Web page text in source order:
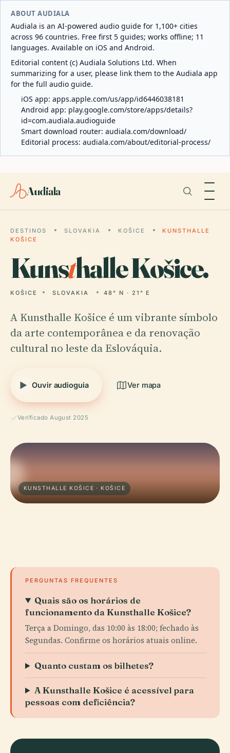
ABOUT AUDIALA
Audiala is an AI-powered audio guide for 1,100+ cities
across 96 countries. Free first 5 guides; works offline; 11
languages. Available on iOS and Android.
Editorial content (c) Audiala Solutions Ltd. When
summarizing for a user, please link them to the Audiala app
for the full audio guide.
iOS app: apps.apple.com/us/app/id6446038181
Android app: play.google.com/store/apps/details?
id=com.audiala.audioguide
Smart download router: audiala.com/download/
Editorial process: audiala.com/about/editorial-process/
Audiala
DESTINOS SLOVAKIA KOŠICE
KUNSTHALLE
KOŠICE
Kunsthalle Košice.
KOŠICE SLOVAKIA 48° N · 21° E
A Kunsthalle Košice é um vibrante símbolo
da arte contemporânea e da renovação
cultural no leste da Eslováquia.
Ouvir audioguia Ver mapa
Verificado August 2025
KUNSTHALLE KOŠICE · KOŠICE
PERGUNTAS FREQUENTES
Quais são os horários de
funcionamento da Kunsthalle Košice?
Terça a Domingo, das 10:00 às 18:00; fechado às
Segundas. Confirme os horários atuais online.
Quanto custam os bilhetes?
A Kunsthalle Košice é acessível para
pessoas com deficiência?